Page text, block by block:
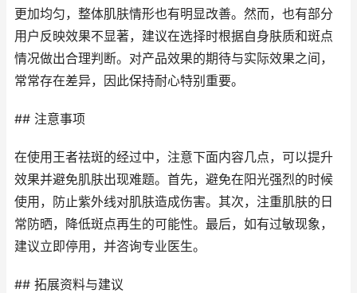
更加均匀，整体肌肤情形也有明显改善。然而，也有部分
用户反映效果不显著，建议在选择时根据自身肤质和斑点
情况做出合理判断。对产品效果的期待与实际效果之间，
常常存在差异，因此保持耐心特别重要。
## 注意事项
在使用王者祛斑的经过中，注意下面内容几点，可以提升
效果并避免肌肤出现难题。首先，避免在阳光强烈的时候
使用，防止紫外线对肌肤造成伤害。其次，注重肌肤的日
常防晒，降低斑点再生的可能性。最后，如有过敏现象，
建议立即停用，并咨询专业医生。
## 拓展资料与建议